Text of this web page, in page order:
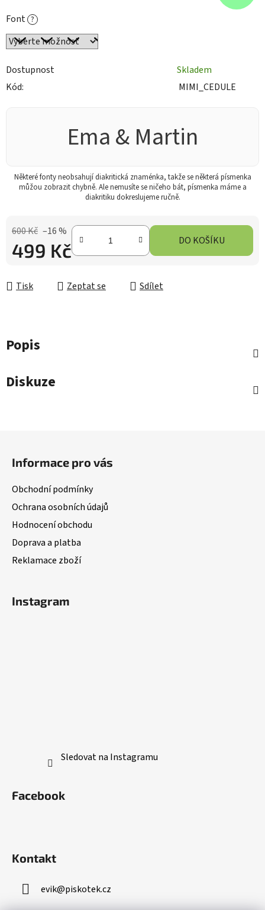
Font ?
Dostupnost
Skladem
Kód:
MIMI_CEDULE
Ema & Martin
Některé fonty neobsahují diakritická znaménka, takže se některá písmenka
můžou zobrazit chybně. Ale nemusíte se ničeho bát, písmenka máme a
diakritiku dokreslujeme ručně.
600 Kč –16 %
499 Kč DO KOŠÍKU
Tisk Zeptat se Sdílet
Popis
Diskuze
Informace pro vás
Obchodní podmínky
Ochrana osobních údajů
Hodnocení obchodu
Doprava a platba
Reklamace zboží
Instagram
Sledovat na Instagramu
Facebook
Kontakt
evik@piskotek.cz